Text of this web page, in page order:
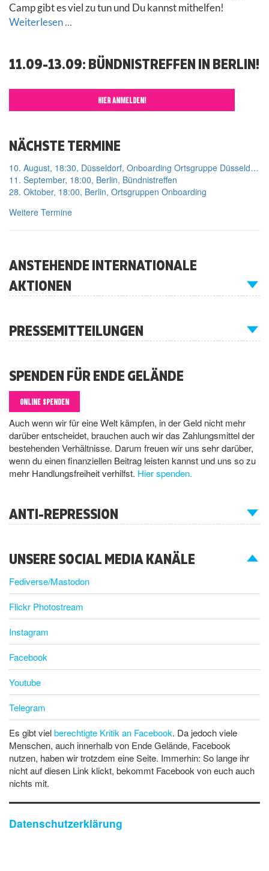
Camp gibt es viel zu tun und Du kannst mithelfen!
Weiterlesen ...
11.09-13.09: BÜNDNISTREFFEN IN BERLIN!
HIER ANMELDEN!
NÄCHSTE TERMINE
10. August, 18:30, Düsseldorf, Onboarding Ortsgruppe Düsseldorf
11. September, 18:00, Berlin, Bündnistreffen
28. Oktober, 18:00, Berlin, Ortsgruppen Onboarding
Weitere Termine
ANSTEHENDE INTERNATIONALE
AKTIONEN
PRESSEMITTEILUNGEN
SPENDEN FÜR ENDE GELÄNDE
ONLINE SPENDEN
Auch wenn wir für eine Welt kämpfen, in der Geld nicht mehr
darüber entscheidet, brauchen auch wir das Zahlungsmittel der
bestehenden Verhältnisse. Darum freuen wir uns sehr darüber,
wenn du einen finanziellen Beitrag leisten kannst und uns so zu
mehr Handlungsfreiheit verhilfst. Hier spenden.
ANTI-REPRESSION
UNSERE SOCIAL MEDIA KANÄLE
Fediverse/Mastodon
Flickr Photostream
Instagram
Facebook
Youtube
Telegram
Es gibt vielberechtigte Kritik an Facebook. Da jedoch viele
Menschen, auch innerhalb von Ende Gelände, Facebook
nutzen, haben wir trotzdem eine Seite. Immerhin: So lange ihr
nicht auf diesen Link klickt, bekommt Facebook von euch auch
nichts mit.
Datenschutzerklärung